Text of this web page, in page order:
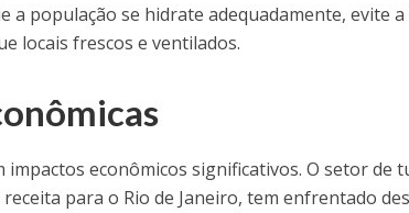
população se hidrate adequadamente, evite a
locais frescos e ventilados.
econômicos significativos. O setor de
para o Rio de Janeiro, tem enfrentado